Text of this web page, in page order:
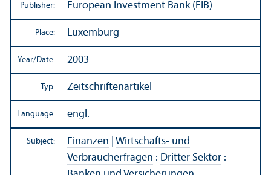
Publisher: European Investment Bank (EIB)
Place: Luxemburg
Year/Date: 2003
Typ: Zeitschriftenartikel
Language: engl.
Subject: Finanzen
Wirtschafts- und
Verbraucherfragen : Dritter Sektor :